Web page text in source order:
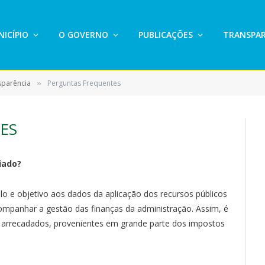
O GOVERNO PUBLICAÇÕES
» Perguntas Frequentes
e objetivo aos dados da aplicação dos recursos públicos
a gestão das finanças da administração. Assim, é
provenientes em grande parte dos impostos